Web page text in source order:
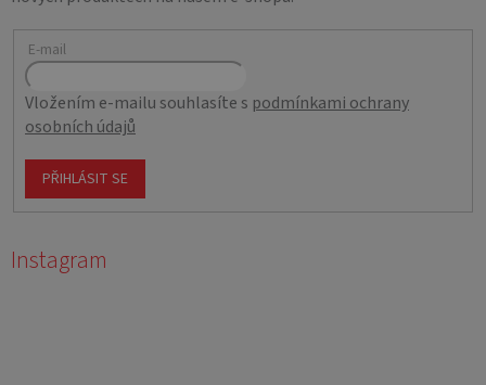
E-mail
Vložením e-mailu souhlasíte s podmínkami ochrany
osobních údajů
PŘIHLÁSIT SE
Instagram